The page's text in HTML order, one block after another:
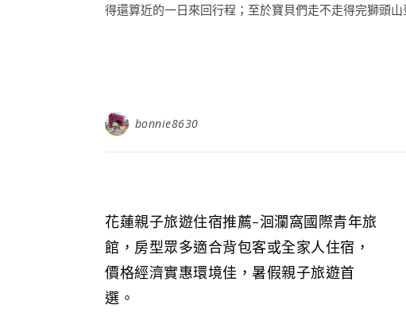
得還算近的一日來回行程；至於寶貝們走不走得完獅頭
bonnie8630
花蓮親子旅遊住宿推薦-洄瀾窩國際青年旅
館，房型眾多適合背包客或全家人住宿，
價格經濟實惠環境佳，暑假親子旅遊首
選。